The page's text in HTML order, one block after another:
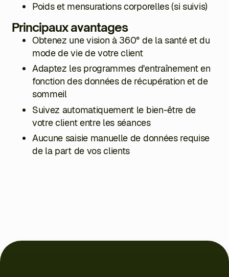
Poids et mensurations corporelles (si suivis)
Principaux avantages
Obtenez une vision à 360° de la santé et du
mode de vie de votre client
Adaptez les programmes d'entraînement en
fonction des données de récupération et de
sommeil
Suivez automatiquement le bien-être de
votre client entre les séances
Aucune saisie manuelle de données requise
de la part de vos clients